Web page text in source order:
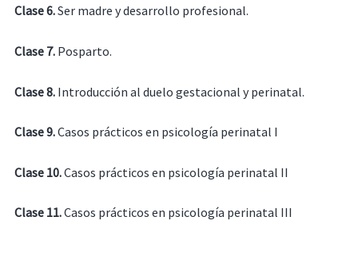
Clase 6.Ser madre y desarrollo profesional.
Clase 7. Posparto.
Clase 8. Introducción al duelo gestacional y perinatal.
Clase 9.Casos prácticos en psicología perinatal I
Clase 10.Casos prácticos en psicología perinatal II
Clase 11.Casos prácticos en psicología perinatal III